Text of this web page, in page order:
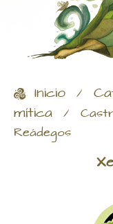
Inicio /
mítica /
Reádegos